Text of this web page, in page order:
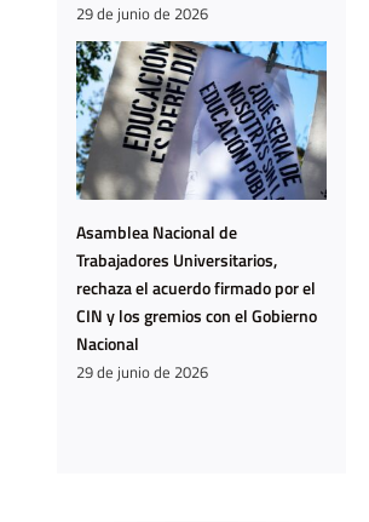
29 de junio de 2026
Asamblea Nacional de
Trabajadores Universitarios,
rechaza el acuerdo firmado por el
CIN y los gremios con el Gobierno
Nacional
29 de junio de 2026
Ya no
estamos
hartas: